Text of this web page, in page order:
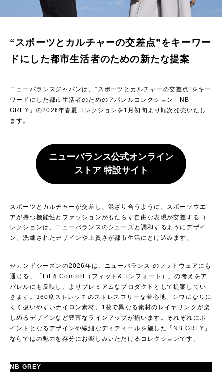
“スポーツとカルチャーの交差点”をキーワー
ドにした都市生活者のための新たな提案
ニューバランスジャパンは、“スポーツとカルチャーの交差点”をキー
ワードにした都市生活者のためのアパレルコレクション「NB
GREY」の2026年春夏コレクションを1月初旬より順次発売いたし
ます。
ニューバランス公式オンライン
ストア 特設サイト
スポーツとカルチャーが交差し、混ざり合うように、スポーツウエ
アが持つ機能性とファッションがもたらす自由な表現が交差するコ
レクションは、ニューバランスのシューズと調和するようにデザイ
ン。洗練されたデザインや上質さが都市生活にとけ込みます。
セカンドシーズンの2026年は、ニューバランス のフットウェアにも
通じる、「Fit & Comfort（フィット&コンフォート）」の考えをア
パレルにも反映し、よりプレミアムなプロダクトとして提案してい
きます。360度ストレッチのストレスフリーな着心地、シワになりに
くく扱いやすいナイロン素材、1枚で異なる素材のレイヤリングが楽
しめるデザインなど豊富なラインアップが揃います。それぞれにポ
イントとなるデザインや繊細なディティールを施した「NB GREY」
ならではの魅力を存分にお楽しみいただけるコレクションです。
NB GREY